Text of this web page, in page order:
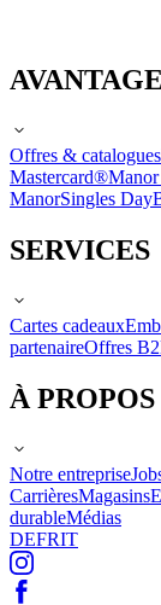
Offres & catalogues
Mastercard®
ManorSingles Day
SERVICES
Cartes cadeaux
partenaireOffres
À
Notre entreprise
CarrièresMagasins
durableMédias
DEFRIT